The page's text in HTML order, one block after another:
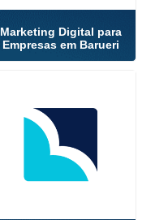
Marketing Digital para
Empresas em Barueri